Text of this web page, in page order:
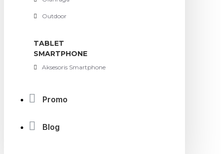
Outdoor
TABLET
SMARTPHONE
Aksesoris Smartphone
Promo
Blog